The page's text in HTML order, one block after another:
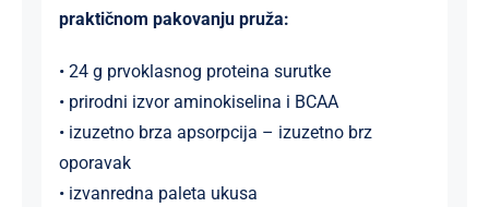
praktičnom pakovanju pruža:
• 24 g prvoklasnog proteina surutke
• prirodni izvor aminokiselina i BCAA
• izuzetno brza apsorpcija – izuzetno brz
oporavak
• izvanredna paleta ukusa